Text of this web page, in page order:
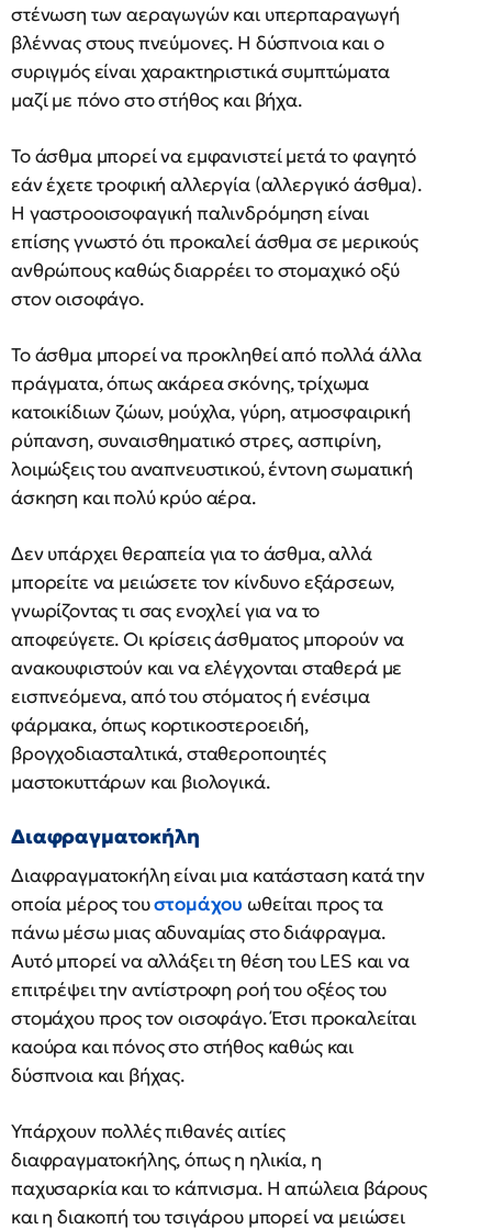
στένωση των αεραγωγών και υπερπαραγωγή
βλέννας στους πνεύμονες. Η δύσπνοια και ο
συριγμός είναι χαρακτηριστικά συμπτώματα
μαζί με πόνο στο στήθος και βήχα.
Το άσθμα μπορεί να εμφανιστεί μετά το φαγητό
εάν έχετε τροφική αλλεργία (αλλεργικό άσθμα).
Η γαστροοισοφαγική παλινδρόμηση είναι
επίσης γνωστό ότι προκαλεί άσθμα σε μερικούς
ανθρώπους καθώς διαρρέει το στομαχικό οξύ
στον οισοφάγο.
Το άσθμα μπορεί να προκληθεί από πολλά άλλα
πράγματα, όπως ακάρεα σκόνης, τρίχωμα
κατοικίδιων ζώων, μούχλα, γύρη, ατμοσφαιρική
ρύπανση, συναισθηματικό στρες, ασπιρίνη,
λοιμώξεις του αναπνευστικού, έντονη σωματική
άσκηση και πολύ κρύο αέρα.
Δεν υπάρχει θεραπεία για το άσθμα, αλλά
μπορείτε να μειώσετε τον κίνδυνο εξάρσεων,
γνωρίζοντας τι σας ενοχλεί για να το
αποφεύγετε. Οι κρίσεις άσθματος μπορούν να
ανακουφιστούν και να ελέγχονται σταθερά με
εισπνεόμενα, από του στόματος ή ενέσιμα
φάρμακα, όπως κορτικοστεροειδή,
βρογχοδιασταλτικά, σταθεροποιητές
μαστοκυττάρων και βιολογικά.
Διαφραγματοκήλη
Διαφραγματοκήλη είναι μια κατάσταση κατά την
οποία μέρος τουστομάχου ωθείται προς τα
πάνω μέσω μιας αδυναμίας στο διάφραγμα.
Αυτό μπορεί να αλλάξει τη θέση του LES και να
επιτρέψει την αντίστροφη ροή του οξέος του
στομάχου προς τον οισοφάγο. Έτσι προκαλείται
καούρα και πόνος στο στήθος καθώς και
δύσπνοια και βήχας.
Υπάρχουν πολλές πιθανές αιτίες
διαφραγματοκήλης, όπως η ηλικία, η
παχυσαρκία και το κάπνισμα. Η απώλεια βάρους
και η διακοπή του τσιγάρου μπορεί να μειώσει